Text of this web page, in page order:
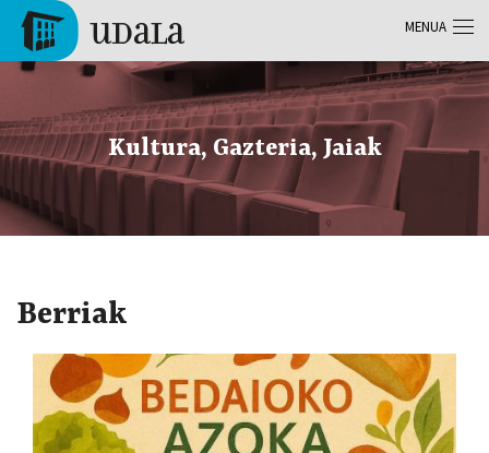
Skip to main content
Tolosa
Kultura, Gazteria, Jaiak
Berriak
MENUA